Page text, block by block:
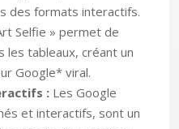
des formats interactifs.
Selfie » permet de
les tableaux, créant un
Google* viral.
: Les Google
et interactifs, sont un